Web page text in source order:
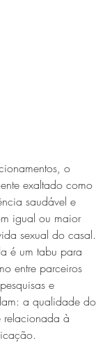
o
exaltado como
saudável e
igual ou maior
sexual do casal.
é um tabu para
entre parceiros
e
a qualidade do
relacionada à